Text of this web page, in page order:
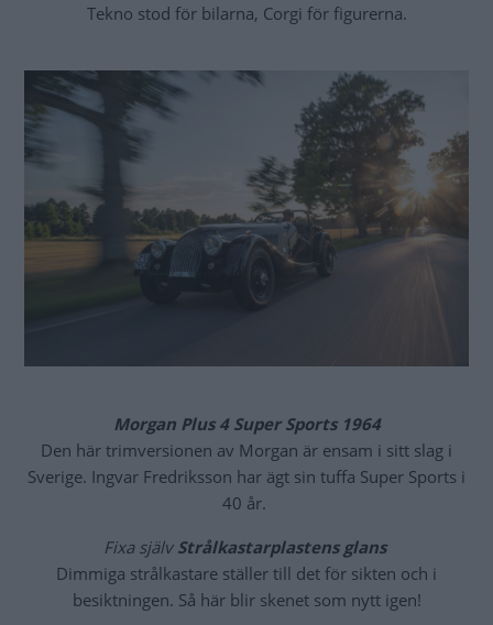
Tekno stod för bilarna, Corgi för figurerna.
Morgan Plus 4 Super Sports 1964
Den här trimversionen av Morgan är ensam i sitt slag i
Sverige. Ingvar Fredriksson har ägt sin tuffa Super Sports i
40 år.
Fixa själv Strålkastarplastens glans
Dimmiga strålkastare ställer till det för sikten och i
besiktningen. Så här blir skenet som nytt igen!